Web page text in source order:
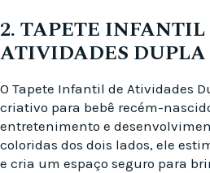
2. TAPETE INFANTIL
ATIVIDADES DUPLA
O Tapete Infantil de Atividades
criativo para bebê recém-
entretenimento e
coloridas dos dois lados, ele
e cria um espaço seguro para